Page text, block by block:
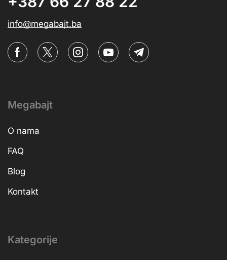
info@megabajt.ba
Megabajt
O nama
FAQ
Blog
Kontakt
Kategorije